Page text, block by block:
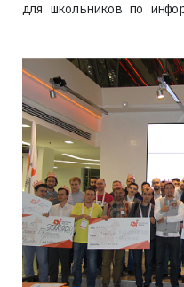
для школьников по